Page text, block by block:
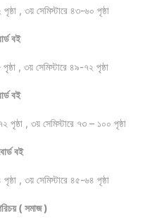
, ৩য় সেমিস্টারে ৪৩-৬০ পৃষ্ঠা
বই
, ৩য় সেমিস্টারে ৪৯-৭২ পৃষ্ঠা
বই
পৃষ্ঠা , ৩য় সেমিস্টারে ৭৩ – ১০০ পৃষ্ঠা
বই
, ৩য় সেমিস্টারে ৪৫-৬৪ পৃষ্ঠা
( সমাজ )